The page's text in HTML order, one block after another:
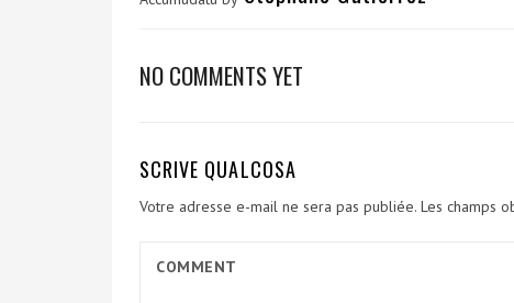
NO COMMENTS YET
SCRIVE QUALCOSA
Votre adresse e-mail ne sera pas publiée. Les champs